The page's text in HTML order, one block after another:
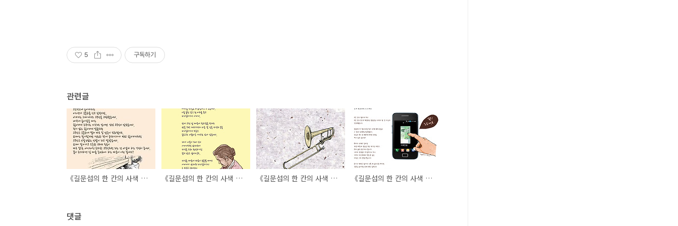
5 구독하기
관련글
《길문섭의 한 칸의 사색 9》 검정 고무신 《길문섭의 한 칸의 사색 8》 아름다운 여자 《길문섭의 한 칸의 사색 6》 트롬본 《길문섭의 한 칸의 사색 5》 돈이 필요하면 누르세요
댓글